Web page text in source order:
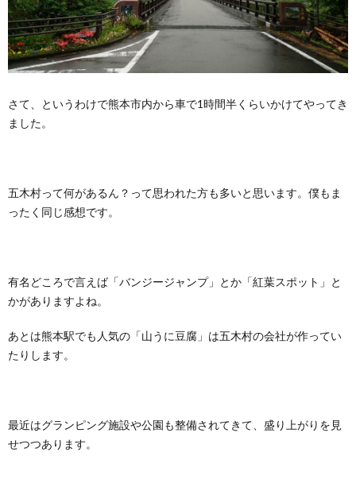
さて、というわけで熊本市内から車で1時間半くらいかけてやってき
ました。
五木村って何があるん？って思われた方も多いと思います。僕もま
ったく同じ感想です。
有名どころで言えば「バンジージャンプ」とか「紅葉スポット」と
かがありますよね。
あとは熊本駅でも人気の「山うに豆腐」は五木村の会社が作ってい
たりします。
最近はグランピング施設や公園も整備されてきて、盛り上がりを見
せつつあります。